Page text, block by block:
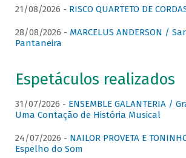
21/08/2026 - RISCO QUARTETO DE
28/08/2026 - MARCELUS ANDERSON /
Pantaneira
Espetáculos realizados
31/07/2026 - ENSEMBLE GALANTERIA /
Uma Contação de História Musical
24/07/2026 - NAILOR PROVETA E
Espelho do Som